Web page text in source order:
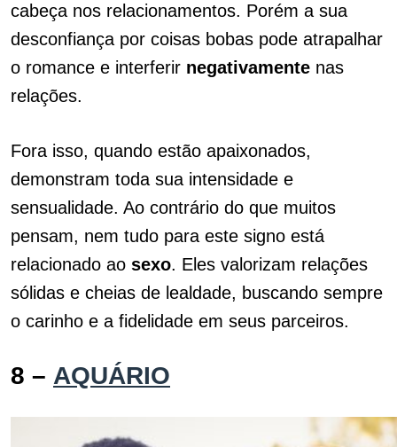
cabeça nos relacionamentos. Porém a sua
desconfiança por coisas bobas pode atrapalhar
o romance e interferir negativamente nas
relações.
Fora isso, quando estão apaixonados,
demonstram toda sua intensidade e
sensualidade. Ao contrário do que muitos
pensam, nem tudo para este signo está
relacionado ao sexo. Eles valorizam relações
sólidas e cheias de lealdade, buscando sempre
o carinho e a fidelidade em seus parceiros.
8 – AQUÁRIO